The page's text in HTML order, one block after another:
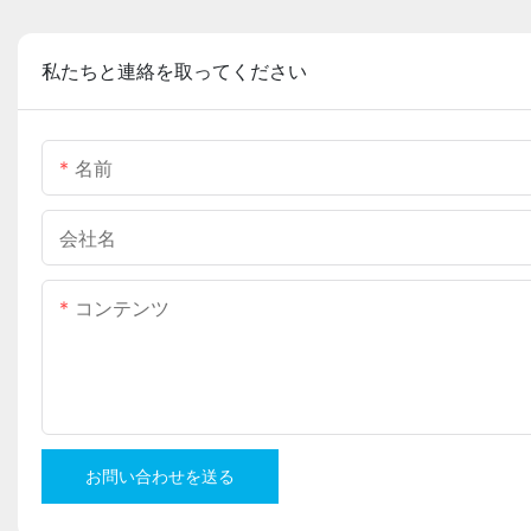
私たちと連絡を取ってください
名前
会社名
コンテンツ
お問い合わせを送る